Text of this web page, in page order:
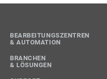
BEARBEITUNGSZENTREN
& AUTOMATION
BRANCHEN
& LÖSUNGEN